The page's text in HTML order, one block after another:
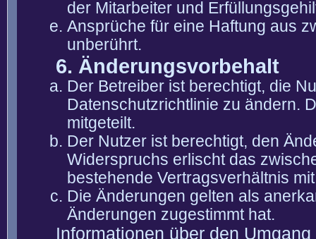
der Mitarbeiter und
Ansprüche für eine Haftung aus
unberührt.
6. Änderungsvorbehalt
Der Betreiber ist berechtigt, die
Datenschutzrichtlinie zu ändern.
mitgeteilt.
Der Nutzer ist berechtigt, den
Widerspruchs erlischt das
bestehende Vertragsverhältnis
Die Änderungen gelten als
Änderungen zugestimmt hat.
Informationen über den